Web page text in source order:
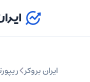
ایران بروکر